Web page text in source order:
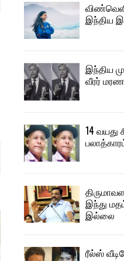
இந்திய
இந்திய
வீரர்
14 வயது
இந்து
இல்லை
ரீல்ஸ்